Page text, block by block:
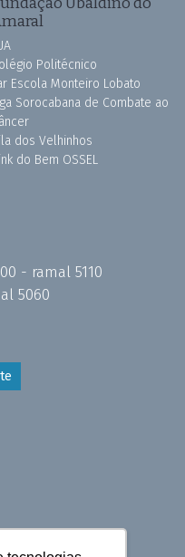
Politécnico
Escola Monteiro Lobato
Sorocabana de Combate ao
dos Velhinhos
do Bem OSSEL
- ramal 5110
5060